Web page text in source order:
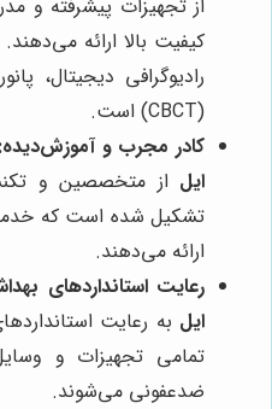
از تجهیزات پیشرفته و
کیفیت بالا ارائه
رادیوگرافی دیجیتال،
(CBCT) است.
کادر مجرب و آموزش‌دیده:
ایل از متخصصین و
تشکیل شده است که
ارائه می‌دهند.
رعایت استانداردهای
ایل به رعایت
تمامی تجهیزات و
ضدعفونی می‌شوند.